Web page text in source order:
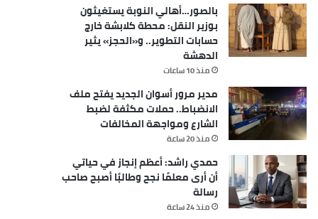
بالصور…أهالي النوبة يستغيثون
بوزير النقل: محطة كلابشة خارج
حسابات التطوير.. و«الحجز» يثير
الدهشة
منذ 10 ساعات
مدير مرور أسوان الجديد يفتح ملف
الانضباط.. حملات مكثفة لضبط
الشارع ومواجهة المخالفات
منذ 20 ساعة
حمدي راشد: أعظم إنجاز في حياتي
أن أرى معلمًا نجح وطالبًا أصبح صاحب
رسالة
منذ 24 ساعة